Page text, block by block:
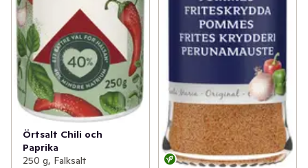
Örtsalt Chili och
Paprika
250 g, Falksalt